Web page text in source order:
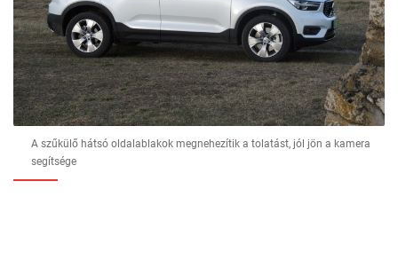
A szűkülő hátsó oldalablakok megnehezítik a tolatást, jól jön a kamera
segítsége